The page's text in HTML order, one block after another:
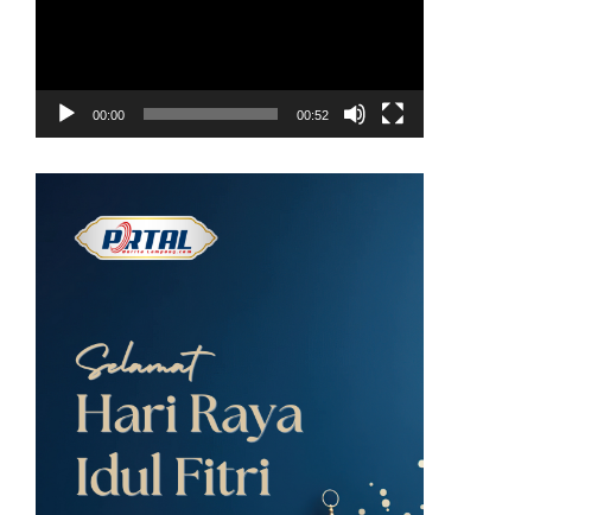
00:00 00:52